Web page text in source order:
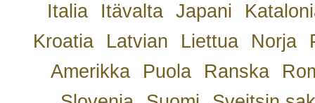
Italia
Itävalta Japani
Kroatia
Latvian Liettua Norja
Amerikka
Puola Ranska